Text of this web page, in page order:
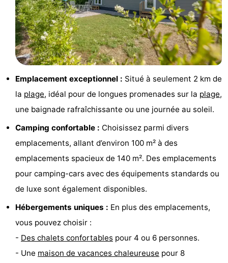
faire
Lieux
d'intérêt
Musées
Monuments
Moulins
de
Croisières
Terrains
de
jeux
Aires
jeux
-
Bowling
Parcours
Centres
Emplacement exceptionnel : Situé à seulement 2 km de
la plage, idéal pour de longues promenades sur la plage,
une baignade rafraîchissante ou une journée au soleil.
Camping confortable : Choisissez parmi divers
emplacements, allant d’environ 100 m² à des
emplacements spacieux de 140 m². Des emplacements
pour camping-cars avec des équipements standards ou
de luxe sont également disponibles.
Hébergements uniques : En plus des emplacements,
vous pouvez choisir :
- Des chalets confortables pour 4 ou 6 personnes.
- Une maison de vacances chaleureuse pour 8